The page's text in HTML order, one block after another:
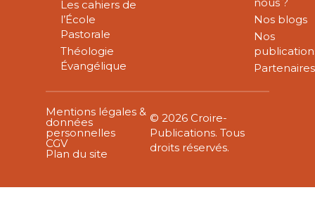
Les cahiers de
l’École
Pastorale
Théologie
Évangélique
nous ?
Nos blogs
Nos
Partenaires
Mentions légales &
données
personnelles
CGV
Plan du site
© 2026 Croire-
Publications. Tous
droits réservés.